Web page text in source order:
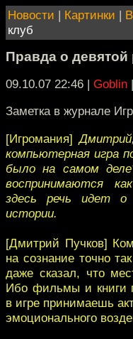
Новости | Картинки |
клуб
Правда о девятой
09.10.07 22:46 | Goblin |
Заметка в журнале
[Игромания]
компьютерная игра
было на самом
воспринимаются
здесь речь идет о
истории.
[Дмитрий Пучков]
на сознание точно
даже сказал, что
Ибо фильмы и книги
в игре принимаешь
эмоционального